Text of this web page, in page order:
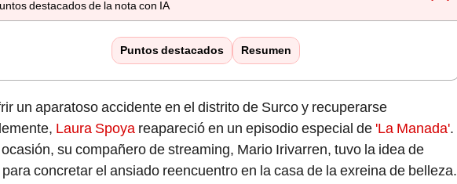
destacados de la nota con IA
Puntos destacados Resumen
un aparatoso accidente en el distrito de Surco y recuperarse
Laura Spoya reapareció en un episodio especial de 'La Manada'.
su compañero de streaming, Mario Irivarren, tuvo la idea de
concretar el ansiado reencuentro en la casa de la exreina de belleza.